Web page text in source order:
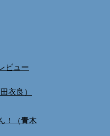
ビュー
衣良）
！（青木